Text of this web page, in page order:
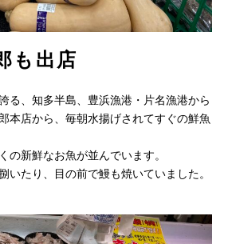
も出店
る、知多半島、豊浜漁港・片名漁港から
本店から、毎朝水揚げされてすぐの鮮魚
の新鮮なお魚が並んでいます。
いたり、目の前で鰻も焼いていました。